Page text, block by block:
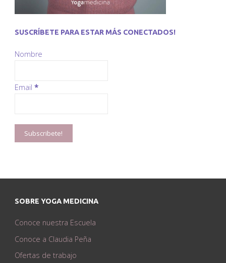
SUSCRÍBETE PARA ESTAR MÁS CONECTADOS!
Nombre
Email *
SOBRE YOGA MEDICINA
Conoce nuestra Escuela
Conoce a Claudia Peña
Ofertas de trabajo